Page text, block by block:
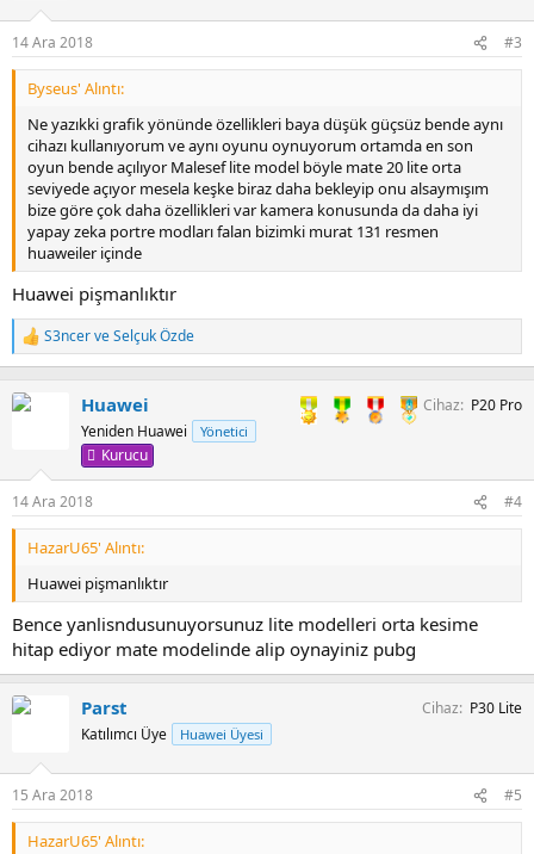
14 Ara 2018 #3
Byseus' Alıntı:
Ne yazıkki grafik yönünde özellikleri baya düşük güçsüz bende aynı
cihazı kullanıyorum ve aynı oyunu oynuyorum ortamda en son
oyun bende açılıyor Malesef lite model böyle mate 20 lite orta
seviyede açıyor mesela keşke biraz daha bekleyip onu alsaymışım
bize göre çok daha özellikleri var kamera konusunda da daha iyi
yapay zeka portre modları falan bizimki murat 131 resmen
huaweiler içinde
Huawei pişmanlıktır
T
e
k
r
:
S3ncerveSelçuk Özde
Huawei
Yeniden Huawei Yönetici
Kurucu
Cihaz P20 Pro
14 Ara 2018 #4
HazarU65' Alıntı:
Huawei pişmanlıktır
Bence yanlisndusunuyorsunuz lite modelleri orta kesime
hitap ediyor mate modelinde alip oynayiniz pubg
Parst
Katılımcı Üye Huawei Üyesi
Cihaz P30 Lite
15 Ara 2018 #5
HazarU65' Alıntı: